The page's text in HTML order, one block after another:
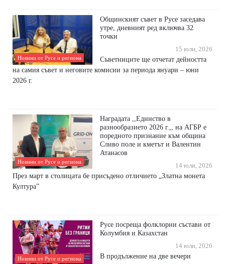
Новини от Русе и региона
Общинският съвет в Русе заседава
утре, дневният ред включва 32
точки
15 юли, 2026
Съветниците ще отчетат дейността
на самия съвет и неговите комисии за периода януари – юни
2026 г.
Новини от Русе и региона
Наградата ,,Единство в
разнообразието 2026 г.,, на АГБР е
поредното признание към община
Сливо поле и кметът и Валентин
Атанасов
14 юли, 2026
През март в столицата бе присъдено отличието „Златна монета
Култура”
Новини от Русе и региона
Русе посреща фолклорни състави от
Колумбия и Казахстан
14 юли, 2026
В продължение на две вечери